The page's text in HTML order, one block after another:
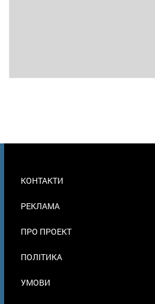
В
КОНТАКТИ
РЕКЛАМА
ПРО ПРОЕКТ
ПОЛІТИКА
УМОВИ